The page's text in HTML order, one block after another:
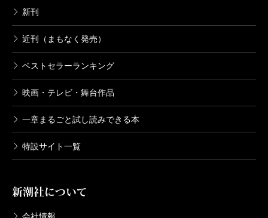
新刊
近刊（まもなく発売）
ベストセラーランキング
映画・テレビ・舞台作品
一章まるごと試し読みできる本
特設サイト一覧
新潮社について